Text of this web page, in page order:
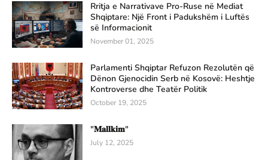
Rritja e Narrativave Pro-Ruse në Mediat
Shqiptare: Një Front i Padukshëm i Luftës
së Informacionit
November 01, 2025
Parlamenti Shqiptar Refuzon Rezolutën që
Dënon Gjenocidin Serb në Kosovë: Heshtje
Kontroverse dhe Teatër Politik
October 19, 2025
"𝐌𝐚𝐥𝐥𝐤𝐢𝐦"
July 12, 2025